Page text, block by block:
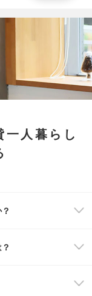
人暮らし